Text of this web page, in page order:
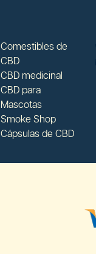
Comestibles de
CBD
CBD medicinal
CBD para
Mascotas
Smoke Shop
Cápsulas de CBD